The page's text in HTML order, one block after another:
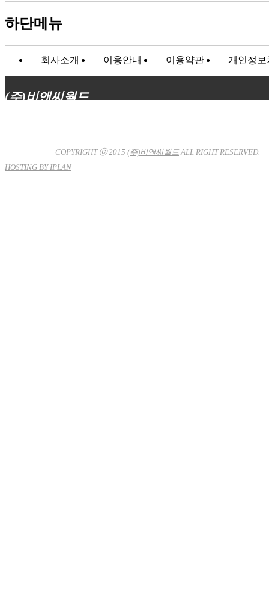
하단메뉴
회사소개 이용안내 이용약관 개인정보
(주)비앤씨월드
COPYRIGHT ⓒ 2015 (주)비앤씨월드ALL RIGHT RESERVED.
HOSTING BY IPLAN